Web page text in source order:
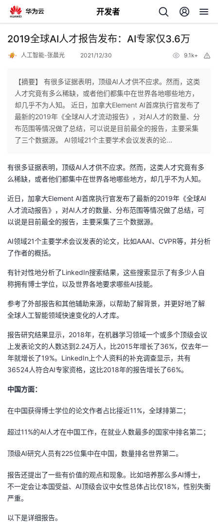
开发者
返
个
人
主
我
的
发
我
的
博
我
的
坛
我
圈
的
我
发
者
学
Programs
的
支
持
2019全球AI人才报告发布：AI专家仅3.6万
人工智能-张晨光 2021/12/30 9.1k+
【摘要】 有很多证据表明，顶级AI人才供不应求。然而，这类
人才究竟有多么稀缺，或者他们都集中在世界各地哪些地方，
却几乎不为人知。 近日，加拿大Element AI首席执行官发布了
最新的2019年《全球AI人才流动报告》，对AI人才的数量、分
布范围等情况做了总结，可以说是目前最全的报告，主要采集
了三个数据源。 AI领域21个主要学术会议发表的论...
有很多证据表明，顶级AI人才供不应求。然而，这类人才究竟有多
么稀缺，或者他们都集中在世界各地哪些地方，却几乎不为人知。
近日，加拿大Element AI首席执行官发布了最新的2019年《全球AI
人才流动报告》，对AI人才的数量、分布范围等情况做了总结，可
以说是目前最全的报告，主要采集了三个数据源。
AI领域21个主要学术会议发表的论文，比如AAAI、CVPR等，并分析
了作者的概括。
有针对性地分析了LinkedIn搜索结果，这些搜索显示了有多少人自
称拥有博士学位，以及世界各地要求哪些AI技能。
参考了外部报告和其他辅助来源，以帮助了解背景，并更好地了解
全球人工智能领域快速变化的人才库。
报告研究结果显示，2018年，在机器学习领域一个或多个顶级会议
上发表论文的人数达到2.24万人，比2015年增长了36%，仅去年一
年就增长了19%。LinkedIn上个人资料的补充调查显示，共有
36524人符合AI专家资格，这比2018年的报告增长了66%。
中国方面：
在中国获得博士学位的论文作者占比接近11%，全球排第二；
超过11%的AI人才在中国工作，在就业人数最多的国家中排名第二；
顶级AI研究人员有225位集中在中国，数量排名世界第二。
报告还提出了一些有价值的观点和现象。比如培养那么多AI博士，
不一定会让本国受益、AI顶级会议中女性总体占比仅18%，性别失衡
严重。
以下是详细报告。